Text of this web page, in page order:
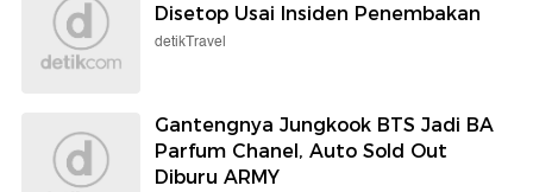
Disetop Usai Insiden Penembakan
detikTravel
Gantengnya Jungkook BTS Jadi BA
Parfum Chanel, Auto Sold Out
Diburu ARMY